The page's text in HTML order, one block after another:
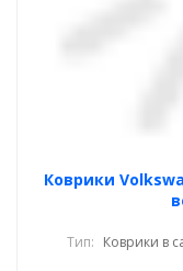
Коврики
Тип: Коврики в